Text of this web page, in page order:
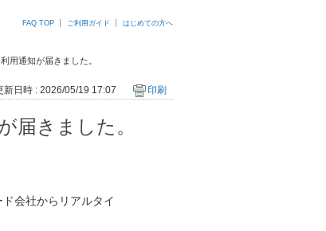
FAQ TOP ご利用ガイド はじめての方へ
用通知が届きました。
新日時 : 2026/05/19 17:07 印刷
届きました。
会社からリアルタイ